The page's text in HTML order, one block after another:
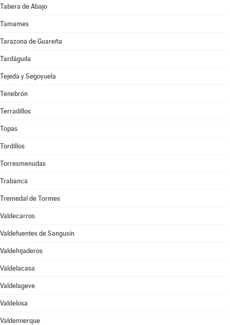
Tabera de Abajo
Tamames
Tarazona de Guareña
Tardáguila
Tejeda y Segoyuela
Tenebrón
Terradillos
Topas
Tordillos
Torresmenudas
Trabanca
Tremedal de Tormes
Valdecarros
Valdefuentes de Sangusín
Valdehijaderos
Valdelacasa
Valdelageve
Valdelosa
Valdemierque